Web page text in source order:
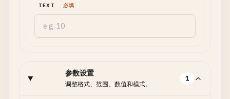
TEXT 必填
参数设置
调整格式、范围、数值和模式。
1